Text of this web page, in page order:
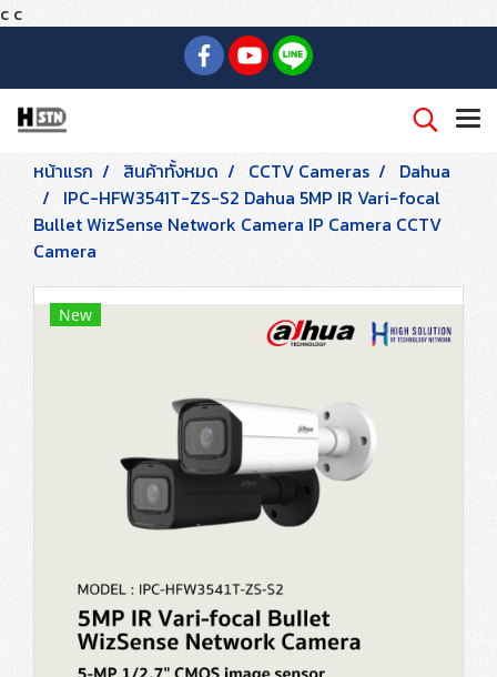
c c
หน้าแรก สินค้าทั้งหมด CCTV Cameras
Dahua
IPC-HFW3541T-ZS-S2 Dahua 5MP IR Vari-focal
Bullet WizSense Network Camera IP Camera CCTV
Camera
New